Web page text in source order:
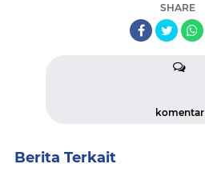
SHARE
komentar
Berita Terkait